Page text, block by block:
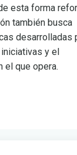
esta forma
también busca
desarrolladas
y el
el que opera.